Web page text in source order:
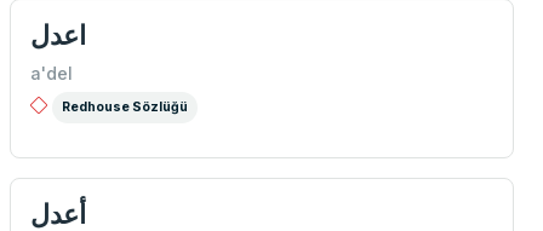
اعدل
a'del
Redhouse Sözlüğü
أعدل